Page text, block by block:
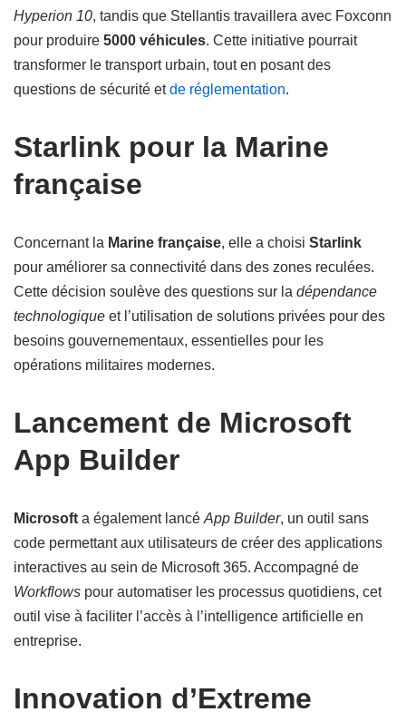
Hyperion 10, tandis que Stellantis travaillera avec Foxconn
pour produire 5000 véhicules. Cette initiative pourrait
transformer le transport urbain, tout en posant des
questions de sécurité etde réglementation.
Starlink pour la Marine
française
Concernant la Marine française, elle a choisi Starlink
pour améliorer sa connectivité dans des zones reculées.
Cette décision soulève des questions sur la dépendance
technologique et l’utilisation de solutions privées pour des
besoins gouvernementaux, essentielles pour les
opérations militaires modernes.
Lancement de Microsoft
App Builder
Microsoft a également lancé App Builder, un outil sans
code permettant aux utilisateurs de créer des applications
interactives au sein de Microsoft 365. Accompagné de
Workflows pour automatiser les processus quotidiens, cet
outil vise à faciliter l’accès à l’intelligence artificielle en
entreprise.
Innovation d’Extreme